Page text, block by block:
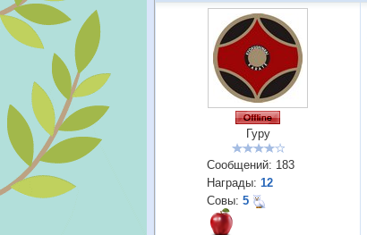
Гуру
Сообщений: 183
Награды: 12
Совы: 5